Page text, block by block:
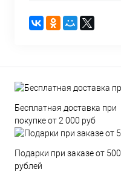
Бесплатная доставка при
покупке от 2 000 руб
Подарки при заказе от 500
рублей